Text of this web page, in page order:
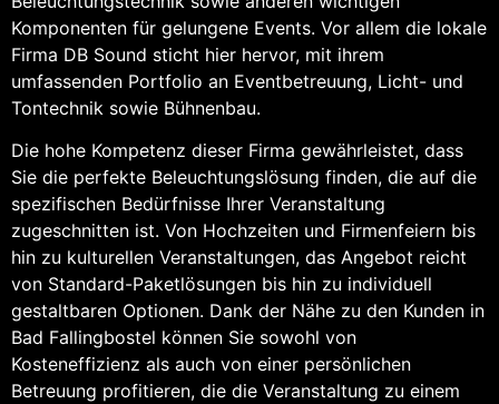
Komponenten für gelungene Events. Vor allem die lokale
Firma DB Sound sticht hier hervor, mit ihrem
umfassenden Portfolio an Eventbetreuung, Licht- und
Tontechnik sowie Bühnenbau.
Die hohe Kompetenz dieser Firma gewährleistet, dass
Sie die perfekte Beleuchtungslösung finden, die auf die
spezifischen Bedürfnisse Ihrer Veranstaltung
zugeschnitten ist. Von Hochzeiten und Firmenfeiern bis
hin zu kulturellen Veranstaltungen, das Angebot reicht
von Standard-Paketlösungen bis hin zu individuell
gestaltbaren Optionen. Dank der Nähe zu den Kunden in
Bad Fallingbostel können Sie sowohl von
Kosteneffizienz als auch von einer persönlichen
Betreuung profitieren, die die Veranstaltung zu einem